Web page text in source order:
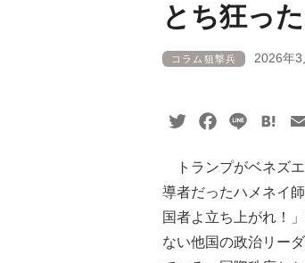
とち狂っ
コラム狙撃兵 2026年3
TwitterFacebook
Line
トランプがベネズ
導者だったハメネイ
国者よ立ち上がれ！
ない他国の政治リー